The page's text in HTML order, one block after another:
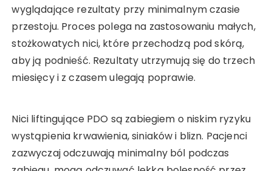
wyglądające rezultaty przy minimalnym czasie
przestoju. Proces polega na zastosowaniu małych,
stożkowatych nici, które przechodzą pod skórą,
aby ją podnieść. Rezultaty utrzymują się do trzech
miesięcy i z czasem ulegają poprawie.
Nici liftingujące PDO są zabiegiem o niskim ryzyku
wystąpienia krwawienia, siniaków i blizn. Pacjenci
zazwyczaj odczuwają minimalny ból podczas